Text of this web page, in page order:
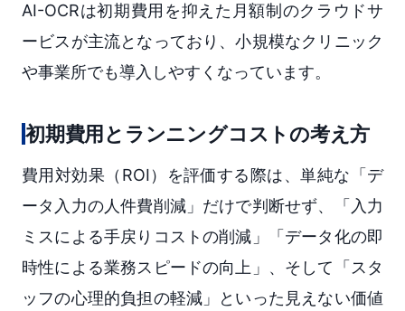
AI-OCRは初期費用を抑えた月額制のクラウドサ
ービスが主流となっており、小規模なクリニック
や事業所でも導入しやすくなっています。
初期費用とランニングコストの考え方
費用対効果（ROI）を評価する際は、単純な「デ
ータ入力の人件費削減」だけで判断せず、「入力
ミスによる手戻りコストの削減」「データ化の即
時性による業務スピードの向上」、そして「スタ
ッフの心理的負担の軽減」といった見えない価値